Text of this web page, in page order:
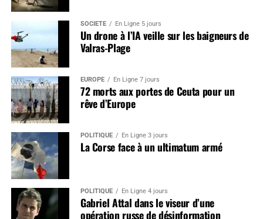
SOCIÉTÉ En Ligne 5 jours
Un drone à l’IA veille sur les baigneurs de
Valras-Plage
EUROPE En Ligne 7 jours
72 morts aux portes de Ceuta pour un
rêve d’Europe
POLITIQUE En Ligne 3 jours
La Corse face à un ultimatum armé
POLITIQUE En Ligne 4 jours
Gabriel Attal dans le viseur d’une
opération russe de désinformation